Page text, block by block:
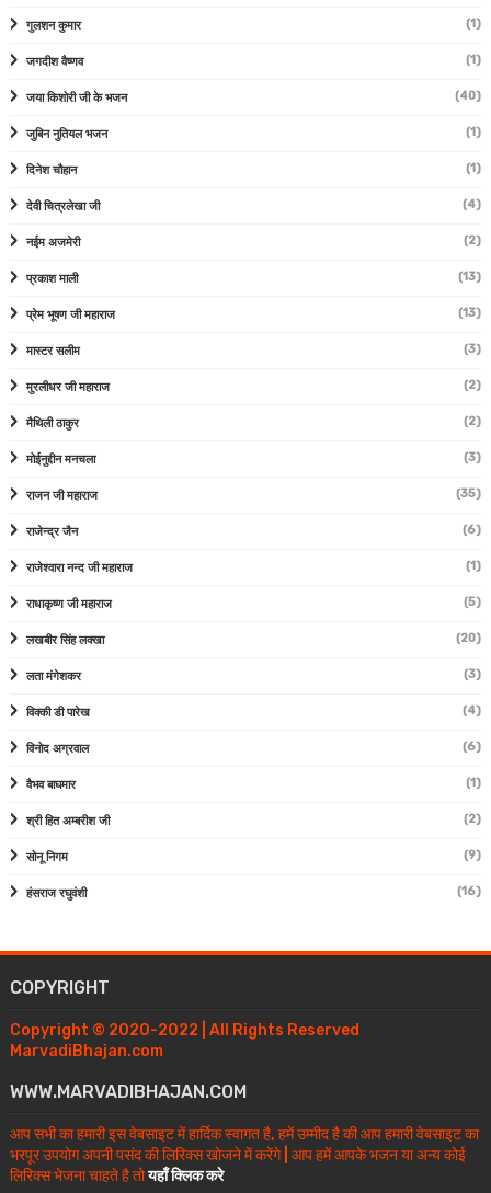
गुलशन कुमार (1)
जगदीश वैष्णव (1)
जया किशोरी जी के भजन (40)
जुबिन नुतियल भजन (1)
दिनेश चौहान (1)
देवी चित्रलेखा जी (4)
नईम अजमेरी (2)
प्रकाश माली (13)
प्रेम भूषण जी महाराज (13)
मास्टर सलीम (3)
मुरलीधर जी महाराज (2)
मैथिली ठाकुर (2)
मोईनुद्दीन मनचला (3)
राजन जी महाराज (35)
राजेन्द्र जैन (6)
राजेश्वारा नन्द जी महाराज (1)
राधाकृष्ण जी महाराज (5)
लखबीर सिंह लक्खा (20)
लता मंगेशकर (3)
विक्की डी पारेख (4)
विनोद अग्रवाल (6)
वैभव बाघमार (1)
श्री हित अम्बरीश जी (2)
सोनू निगम (9)
हंसराज रघुवंशी (16)
COPYRIGHT
Copyright © 2020-2022 | All Rights Reserved
MarvadiBhajan.com
WWW.MARVADIBHAJAN.COM
आप सभी का हमारी इस वेबसाइट में हार्दिक स्वागत है, हमें उम्मीद है की आप हमारी वेबसाइट का
भरपूर उपयोग अपनी पसंद की लिरिक्स खोजने में करेंगे | आप हमें आपके भजन या अन्य कोई
लिरिक्स भेजना चाहते है तोयहाँ क्लिक करे